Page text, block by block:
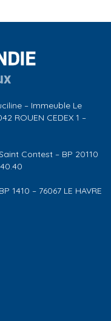
– Immeuble Le
ROUEN CEDEX 1 –
Contest – BP 20110
1410 – 76067 LE HAVRE